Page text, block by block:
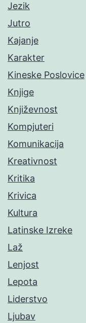
Jezik
Jutro
Kajanje
Karakter
Kineske Poslovice
Knjige
Književnost
Kompjuteri
Komunikacija
Kreativnost
Kritika
Krivica
Kultura
Latinske Izreke
Laž
Lenjost
Lepota
Liderstvo
Ljubav